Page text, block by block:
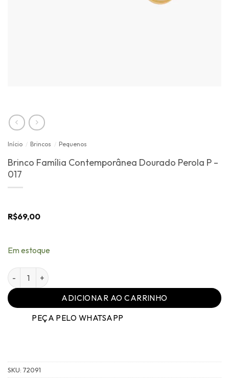
Início / Brincos / Pequenos
Brinco Família Contemporânea Dourado Perola P –
017
R$69,00
Em estoque
Brinco Família Contemporânea Dourado Perola P - 017
ADICIONAR AO CARRINHO
PEÇA PELO WHATSAPP
SKU: 72091